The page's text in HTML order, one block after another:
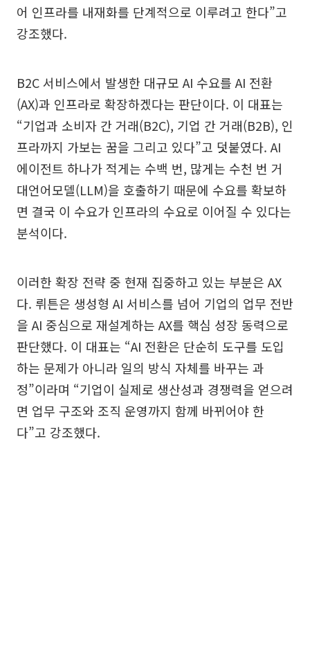
어 인프라를 내재화를 단계적으로 이루려고 한다”고
강조했다.
B2C 서비스에서 발생한 대규모 AI 수요를 AI 전환
(AX)과 인프라로 확장하겠다는 판단이다. 이 대표는
“기업과 소비자 간 거래(B2C), 기업 간 거래(B2B), 인
프라까지 가보는 꿈을 그리고 있다”고 덧붙였다. AI
에이전트 하나가 적게는 수백 번, 많게는 수천 번 거
대언어모델(LLM)을 호출하기 때문에 수요를 확보하
면 결국 이 수요가 인프라의 수요로 이어질 수 있다는
분석이다.
이러한 확장 전략 중 현재 집중하고 있는 부분은 AX
다. 뤼튼은 생성형 AI 서비스를 넘어 기업의 업무 전반
을 AI 중심으로 재설계하는 AX를 핵심 성장 동력으로
판단했다. 이 대표는 “AI 전환은 단순히 도구를 도입
하는 문제가 아니라 일의 방식 자체를 바꾸는 과
정”이라며 “기업이 실제로 생산성과 경쟁력을 얻으려
면 업무 구조와 조직 운영까지 함께 바뀌어야 한
다”고 강조했다.